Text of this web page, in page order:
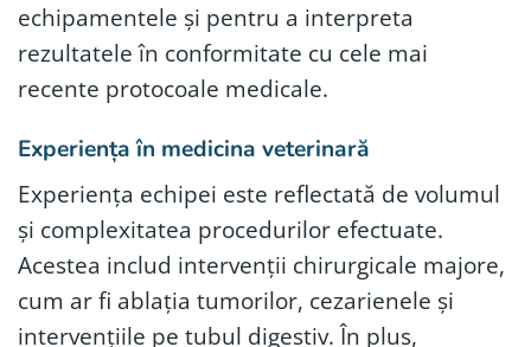
echipamentele și pentru a interpreta
rezultatele în conformitate cu cele mai
recente protocoale medicale.
Experiența în medicina veterinară
Experiența echipei este reflectată de volumul
și complexitatea procedurilor efectuate.
Acestea includ intervenții chirurgicale majore,
cum ar fi ablația tumorilor, cezarienele și
intervențiile pe tubul digestiv. În plus,